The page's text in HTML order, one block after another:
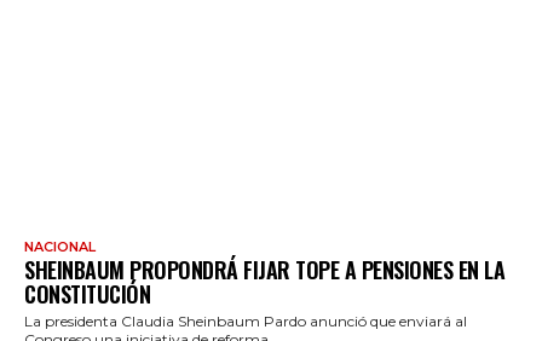
NACIONAL
SHEINBAUM PROPONDRÁ FIJAR TOPE A PENSIONES EN LA
CONSTITUCIÓN
La presidenta Claudia Sheinbaum Pardo anunció que enviará al